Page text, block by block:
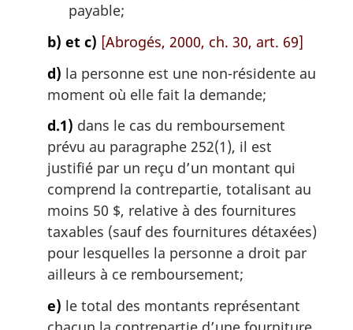
payable;
b) et c) [Abrogés, 2000, ch. 30, art. 69]
d) la personne est une non-résidente au
moment où elle fait la demande;
d.1) dans le cas du remboursement
prévu au paragraphe 252(1), il est
justifié par un reçu d’un montant qui
comprend la contrepartie, totalisant au
moins 50 $, relative à des fournitures
taxables (sauf des fournitures détaxées)
pour lesquelles la personne a droit par
ailleurs à ce remboursement;
e) le total des montants représentant